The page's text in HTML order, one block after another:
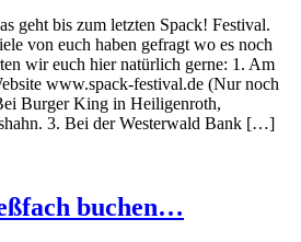
geht bis zum letzten Spack! Festival.
von euch haben gefragt wo es noch
wir euch hier natürlich gerne: 1. Am
www.spack-festival.de (Nur noch
Burger King in Heiligenroth,
3. Bei der Westerwald Bank […]
buchen…